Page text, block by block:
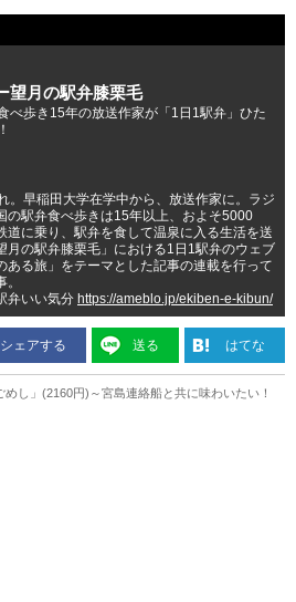
望月の駅弁膝栗毛
べ歩き15年の放送作家が「1日1駅弁」ひた
。早稲田大学在学中から、放送作家に。ラジ
の駅弁食べ歩きは15年以上、およそ5000
道に乗り、駅弁を食して温泉に入る生活を送
月の駅弁膝栗毛」における1日1駅弁のウェブ
ある旅」をテーマとした記事の連載を行って
弁いい気分 https://ameblo.jp/ekiben-e-kibun/
シェアする 送る はてな
めし」(2160円)～宮島連絡船と共に味わいたい！